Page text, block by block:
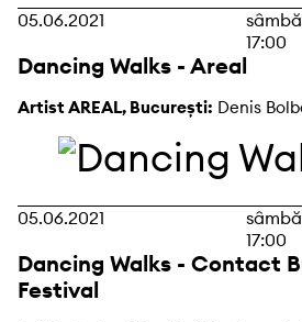
05.06.2021
17:00
Dancing Walks - Areal
Artist AREAL, București: Denis
05.06.2021
17:00
Dancing Walks - Contact
Festival